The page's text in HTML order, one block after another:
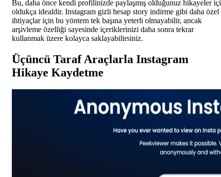
Bu, daha önce kendi profilinizde paylaşmış olduğunuz hikayeler
oldukça idealdir. Instagram gizli hesap story indirme gibi daha özel
ihtiyaçlar için bu yöntem tek başına yeterli olmayabilir, ancak
arşivleme özelliği sayesinde içeriklerinizi daha sonra tekrar
kullanmak üzere kolayca saklayabilirsiniz.
Üçüncü Taraf Araçlarla Instagram
Hikaye Kaydetme